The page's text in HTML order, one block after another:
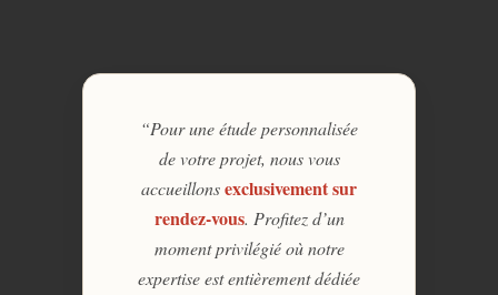
“Pour une étude personnalisée
de votre projet, nous vous
accueillonsexclusivement sur
rendez-vous. Profitez d’un
moment privilégié où notre
expertise est entièrement dédiée